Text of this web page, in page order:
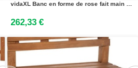
vidaXL Banc en forme de rose fait main 150,5 x 60 x 95 cm en teck massif
262,33 €